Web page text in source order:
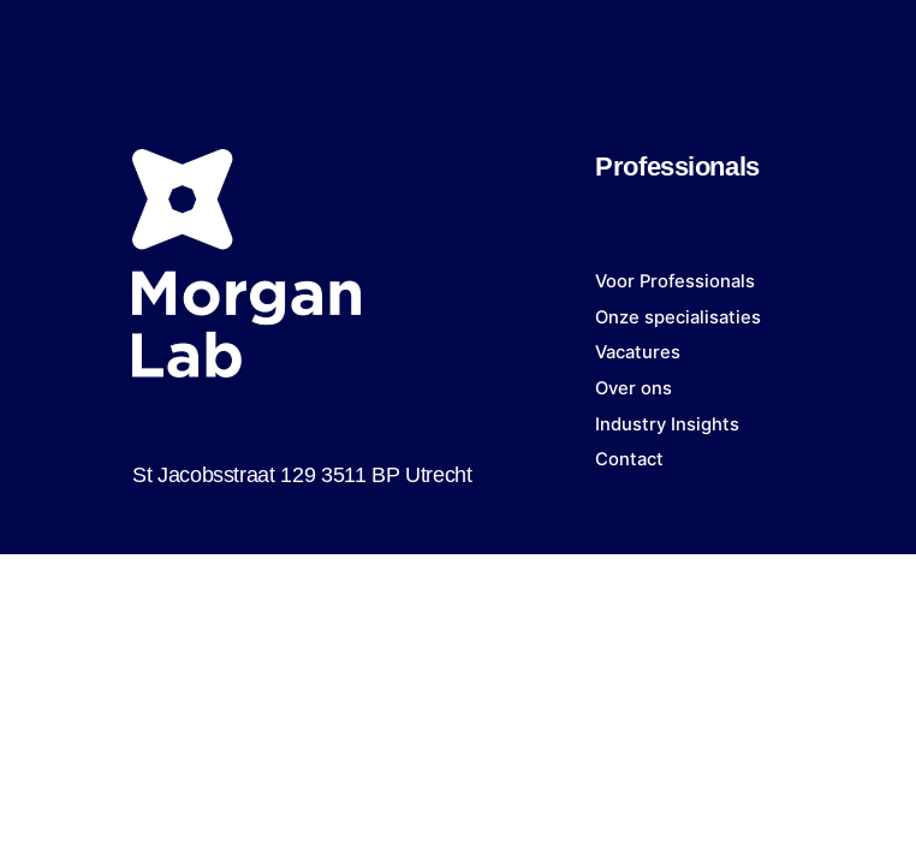
St Jacobsstraat 129 3511 BP Utrecht
Professionals
Voor Professionals
Onze specialisaties
Vacatures
Over ons
Industry Insights
Contact